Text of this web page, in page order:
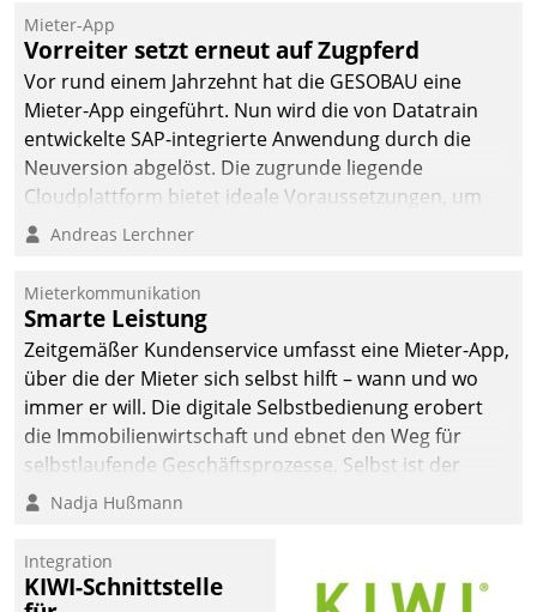
Die monatlichen
Mitteilungen zum
Heizungs- und
Wasserverbrauch gehen
automatisiert, vollständig
und auf Wunsch über
mehrere zuvor
Kommunikationswege bei
Mieter-App
Vorreiter setzt erneut auf Zugpferd
Vor rund einem Jahrzehnt hat die GESOBAU eine
Mieter-App eingeführt. Nun wird die von Datatrain
entwickelte SAP-integrierte Anwendung durch die
Neuversion abgelöst. Die zugrunde liegende
Cloudplattform bietet ideale Voraussetzungen, um
die Funktionalität der App zu erweitern und weitere
integrieren.
Andreas Lerchner
Mieterkommunikation
Smarte Leistung
Zeitgemäßer Kundenservice umfasst eine Mieter-App,
über die der Mieter sich selbst hilft – wann und wo
immer er will. Die digitale Selbstbedienung erobert
die Immobilienwirtschaft und ebnet den Weg für
selbstlaufende Geschäftsprozesse. Selbst ist der
Kunde und smart der Serviceanbieter.
Nadja Hußmann
Integration
KIWI-Schnittstelle